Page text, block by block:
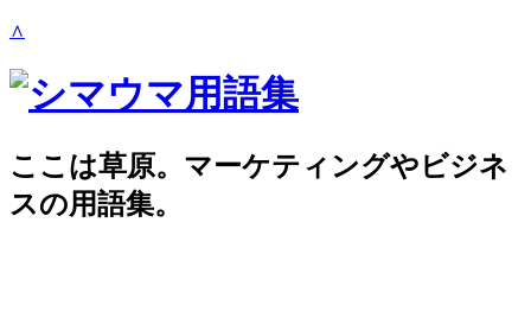
∧
ここは草原。マーケティングやビジネ
スの用語集。